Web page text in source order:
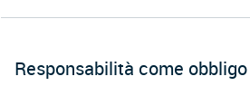
Responsabilità come